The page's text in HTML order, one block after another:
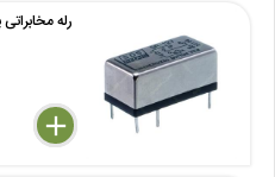
delete
remove
add